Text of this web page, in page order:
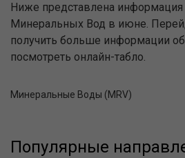
Ниже представлена информация
Минеральных Вод в июне.
получить больше информации об
посмотреть онлайн-табло.
Минеральные Воды (MRV)
Популярные